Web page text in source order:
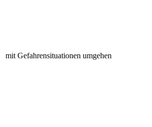
mit Gefahrensituationen umgehen